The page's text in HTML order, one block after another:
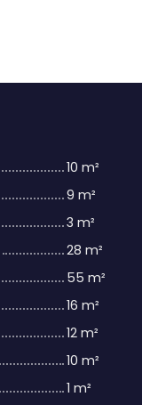
10 m²
9 m²
3 m²
28 m²
55 m²
16 m²
12 m²
10 m²
1 m²